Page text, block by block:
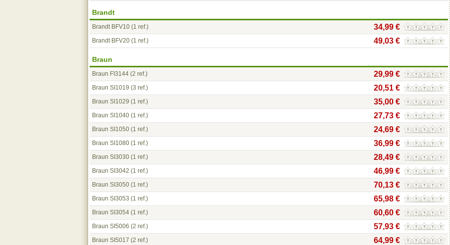
Brandt
Brandt BFV10 (1 ref.) 34,99 €
Brandt BFV20 (1 ref.) 49,03 €
Braun
Braun FI3144 (2 ref.) 29,99 €
Braun SI1019 (3 ref.) 20,51 €
Braun SI1029 (1 ref.) 35,00 €
Braun SI1040 (1 ref.) 27,73 €
Braun SI1050 (1 ref.) 24,69 €
Braun SI1080 (1 ref.) 36,99 €
Braun SI3030 (1 ref.) 28,49 €
Braun SI3042 (1 ref.) 46,99 €
Braun SI3050 (1 ref.) 70,13 €
Braun SI3053 (1 ref.) 65,98 €
Braun SI3054 (1 ref.) 60,60 €
Braun SI5006 (2 ref.) 57,93 €
Braun SI5017 (2 ref.) 64,99 €